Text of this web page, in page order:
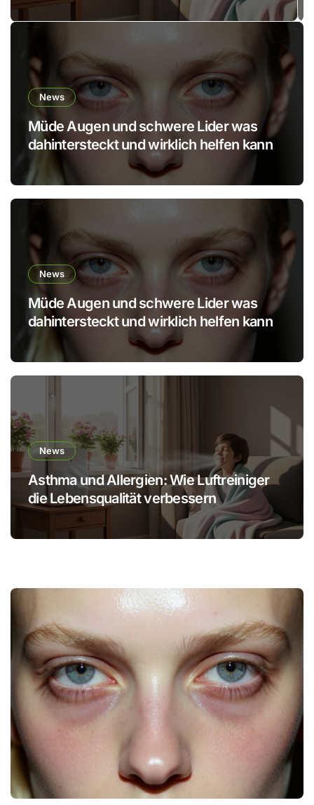
schonen
News
Müde Augen und schwere Lider was
dahintersteckt und wirklich helfen kann
News
Müde Augen und schwere Lider was
dahintersteckt und wirklich helfen kann
News
Asthma und Allergien: Wie Luftreiniger
die Lebensqualität verbessern